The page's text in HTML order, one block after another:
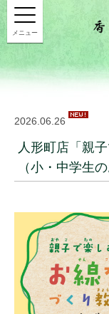
メニュー
2026.06.26
人形町店「親
（小・中学生